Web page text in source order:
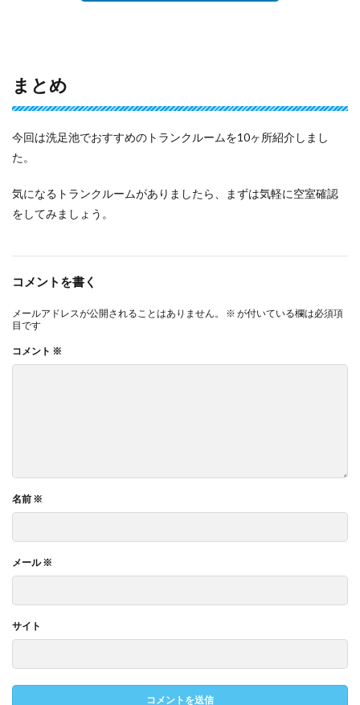
まとめ
今回は洗足池でおすすめのトランクルームを10ヶ所紹介しまし
た。
気になるトランクルームがありましたら、まずは気軽に空室確認
をしてみましょう。
コメントを書く
メールアドレスが公開されることはありません。 ※ が付いている欄は必須項
目です
コメント ※
名前 ※
メール※
サイト